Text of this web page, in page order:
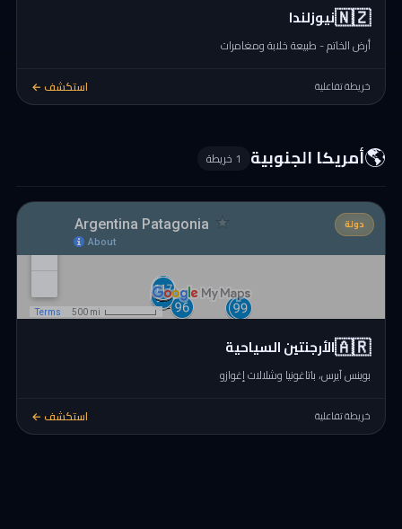
🇳🇿نيوزلندا
أرض الخاتم - طبيعة خلابة ومغامرات
خريطة تفاعلية استكشف ←
🌎أمريكا الجنوبية 1 خريطة
دولة
🇦🇷الأرجنتين السياحية
بوينس آيرس، باتاغونيا وشلالات إغوازو
خريطة تفاعلية استكشف ←